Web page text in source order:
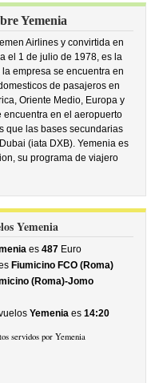
Yemenia
Airlines y convirtida en
el 1 de julio de 1978, es la
empresa se encuentra en
de pasajeros en
Oriente Medio, Europa y
en el aeropuerto
que las bases secundarias
(iata DXB). Yemenia es
su programa de viajero
Yemenia
es487 Euro
Fiumicino FCO (Roma)
(Roma)-Jomo
Yemenia es14:20
servidos por Yemenia